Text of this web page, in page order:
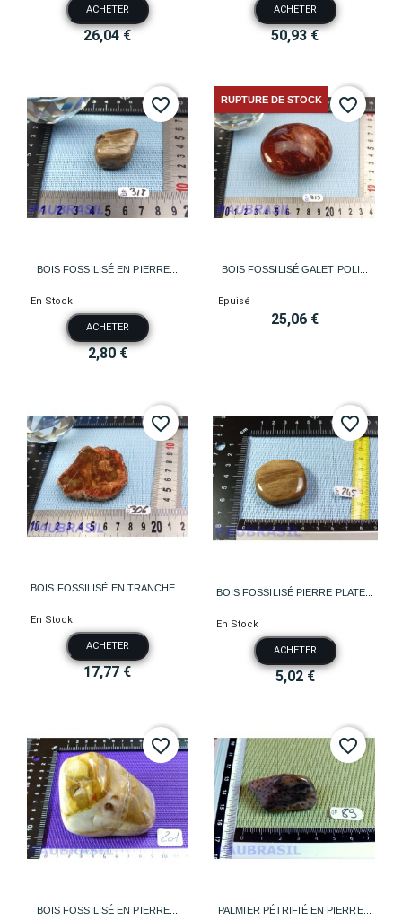
ACHETER
26,04 €
ACHETER
50,93 €
BOIS FOSSILISÉ EN PIERRE...
En Stock
ACHETER
2,80 €
favorite_border
BOIS FOSSILISÉ GALET POLI...
Epuisé
25,06 €
RUPTURE DE STOCK favorite_border
BOIS FOSSILISÉ EN TRANCHE...
En Stock
ACHETER
17,77 €
favorite_border
BOIS FOSSILISÉ PIERRE PLATE...
En Stock
ACHETER
5,02 €
favorite_border
BOIS FOSSILISÉ EN PIERRE...
favorite_border
PALMIER PÉTRIFIÉ EN PIERRE...
favorite_border